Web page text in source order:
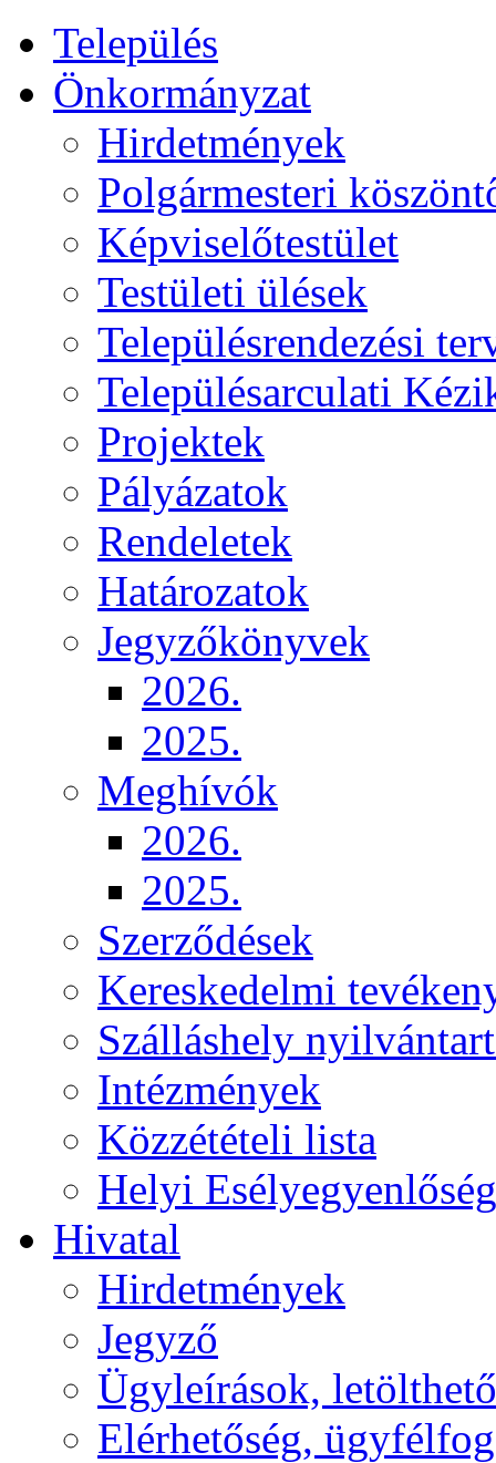
Település
Önkormányzat
Hirdetmények
Polgármesteri
Képviselőtestület
Testületi ülések
Településrendezési
Településarculati
Projektek
Pályázatok
Rendeletek
Határozatok
Jegyzőkönyvek
2026.
2025.
Meghívók
2026.
2025.
Szerződések
Kereskedelmi
Szálláshely
Intézmények
Közzétételi lista
Helyi
Hivatal
Hirdetmények
Jegyző
Ügyleírások,
Elérhetőség,